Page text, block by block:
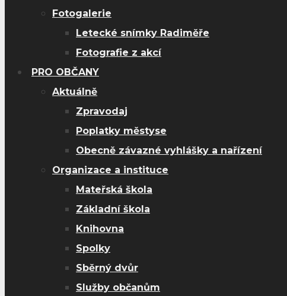
Fotogalerie
Letecké snímky Radiměře
Fotografie z akcí
PRO OBČANY
Aktuálně
Zpravodaj
Poplatky městyse
Obecně závazné vyhlášky a nařízení
Organizace a instituce
Mateřská škola
Základní škola
Knihovna
Spolky
Sběrný dvůr
Služby občanům